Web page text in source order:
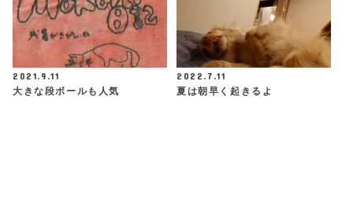
2021.9.11
大きな段ボールも人気
2022.7.11
夏は朝早く起きるよ